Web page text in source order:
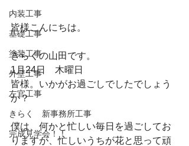
内装工事
基礎工事
塗装工事
外壁工事
左官工事
きらく 新事務所工事
完成見学会！！
皆様こんにちは。
きらくの山田です。
1月24日　木曜日
皆様。いかがお過ごしでしたでしょう
か？
僕は、何かと忙しい毎日を過ごしてお
りますが、忙しいうちが花と思って頑